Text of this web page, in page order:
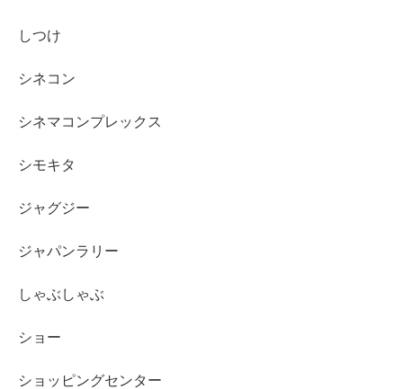
しつけ
シネコン
シネマコンプレックス
シモキタ
ジャグジー
ジャパンラリー
しゃぶしゃぶ
ショー
ショッピングセンター